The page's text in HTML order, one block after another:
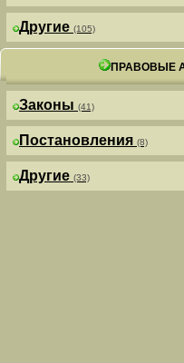
Другие (105)
ПРАВОВЫЕ
Законы (41)
Постановления (8)
Другие (33)